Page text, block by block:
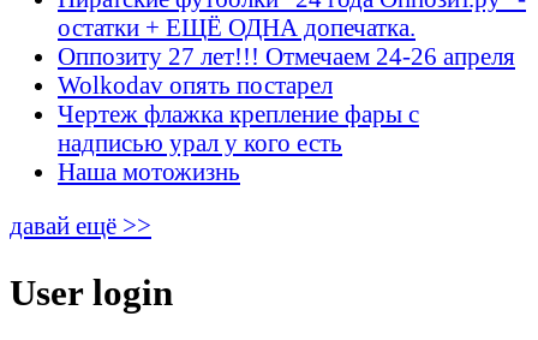
остатки + ЕЩЁ ОДНА допечатка.
Оппозиту 27 лет!!! Отмечаем 24-26 апреля
Wolkodav опять постарел
Чертеж флажка крепление фары с
надписью урал у кого есть
Наша мотожизнь
давай ещё >>
User login